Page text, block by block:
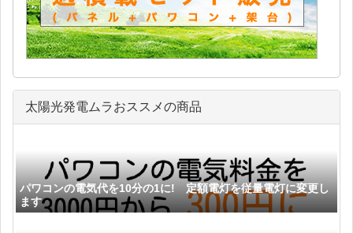
太陽光発電ムラおススメの商品
パワコンの電気代を10分の1に! 定額電灯を従量電灯に変更し
ます